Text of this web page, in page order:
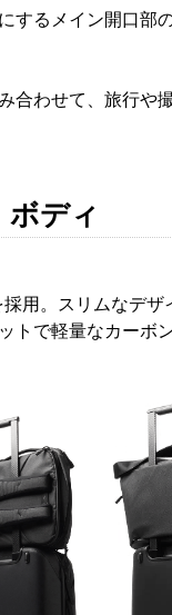
するメイン開口
わせて、旅行
ディ
用。スリムなデ
トで軽量なカー